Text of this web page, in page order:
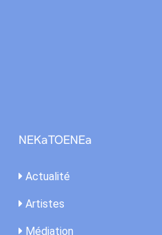
NEKaTOENEa
Actualité
Artistes
Médiation